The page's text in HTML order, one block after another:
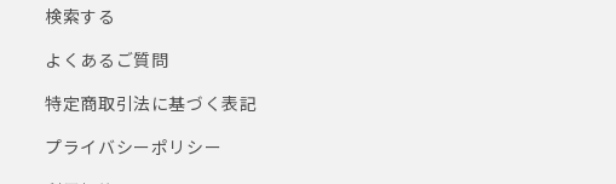
検索する
よくあるご質問
特定商取引法に基づく表記
プライバシーポリシー